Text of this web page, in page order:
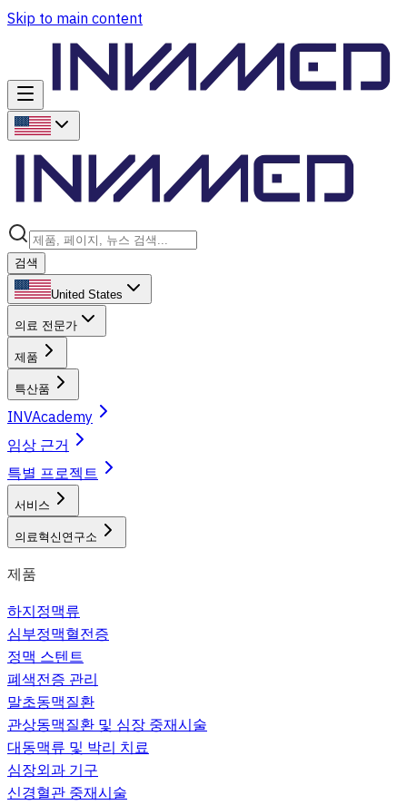
Skip to main content
검색
United States
의료 전문가
제품
특산품
INVAcademy
임상 근거
특별 프로젝트
서비스
의료혁신연구소
제품
하지정맥류
심부정맥혈전증
정맥 스텐트
폐색전증 관리
말초동맥질환
관상동맥질환 및 심장 중재시술
대동맥류 및 박리 치료
심장외과 기구
신경혈관 중재시술